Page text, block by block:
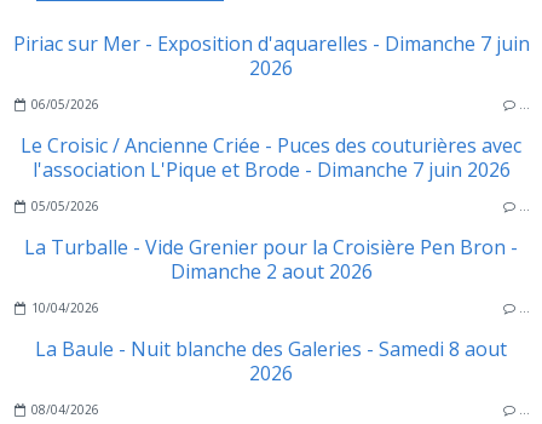
Piriac sur Mer - Exposition d'aquarelles - Dimanche 7 juin
2026
06/05/2026 …
Le Croisic / Ancienne Criée - Puces des couturières avec
l'association L'Pique et Brode - Dimanche 7 juin 2026
05/05/2026 …
La Turballe - Vide Grenier pour la Croisière Pen Bron -
Dimanche 2 aout 2026
10/04/2026 …
La Baule - Nuit blanche des Galeries - Samedi 8 aout
2026
08/04/2026 …